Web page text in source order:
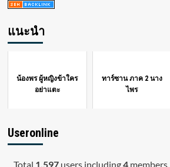
แนะนำ
น้องพร ผู้หญิงข้าใคร
อย่าแตะ
ทาร์ซาน ภาค 2 นาง
ไพร
Useronline
Total 1,597users including4members,